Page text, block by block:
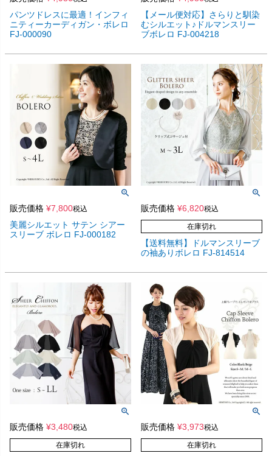
パンツドレスに最適！インフィ
ニティーカーディガン・ボレロ
FJ-000090
【メール便対応】さらりと馴染
むシルエット♪ドルマンスリー
ブボレロ FJ-004218
販売価格 ¥7,800税込
美麗シルエット サテン シアー
スリーブ ボレロ FJ-000182
販売価格 ¥6,820税込
在庫切れ
【送料無料】ドルマンスリーブ
の袖ありボレロ FJ-814514
販売価格 ¥3,480税込
在庫切れ
販売価格 ¥3,973税込
在庫切れ